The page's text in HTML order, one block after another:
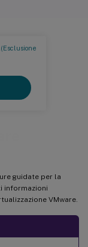
(Esclusione
guidate per la
informazioni
VMware.